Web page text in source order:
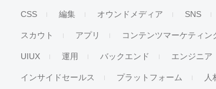
CSS 編集 オウンドメディア SNS
スカウト アプリ コンテンツマーケティン
UIUX 運用 バックエンド エンジニア
インサイドセールス プラットフォーム 人